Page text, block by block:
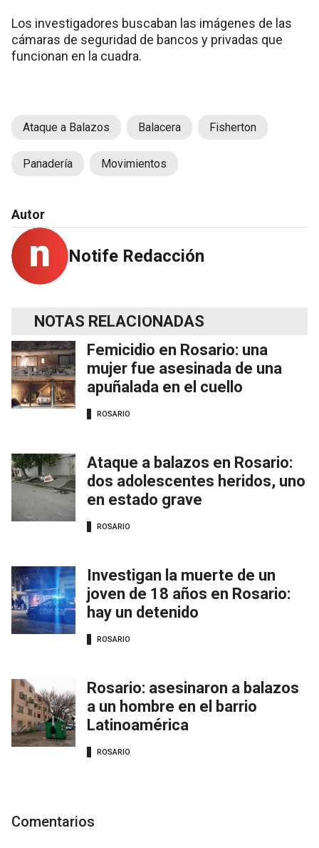
Los investigadores buscaban las imágenes de las
cámaras de seguridad de bancos y privadas que
funcionan en la cuadra.
Ataque a Balazos Balacera Fisherton
Panadería Movimientos
Autor
Notife Redacción
NOTAS RELACIONADAS
Femicidio en Rosario: una
mujer fue asesinada de una
apuñalada en el cuello
ROSARIO
Ataque a balazos en Rosario:
dos adolescentes heridos, uno
en estado grave
ROSARIO
Investigan la muerte de un
joven de 18 años en Rosario:
hay un detenido
ROSARIO
Rosario: asesinaron a balazos
a un hombre en el barrio
Latinoamérica
ROSARIO
Comentarios